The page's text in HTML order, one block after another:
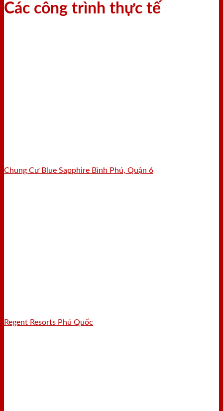
Các công trình thực tế
Chung Cư Blue Sapphire Bình Phú, Quận 6
Regent Resorts Phú Quốc